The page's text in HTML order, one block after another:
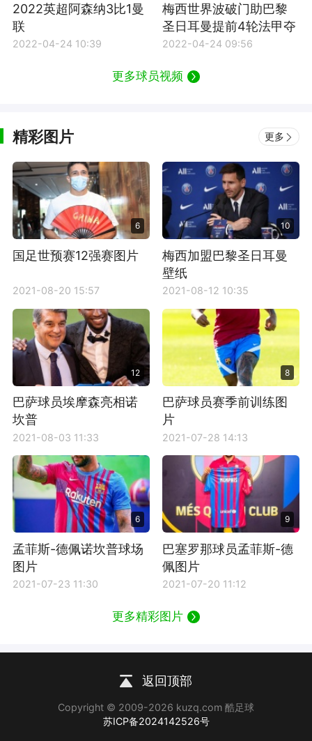
2022英超阿森纳3比1曼
联
2022-04-24 10:39
梅西世界波破门助巴黎
圣日耳曼提前4轮法甲夺
冠
2022-04-24 09:56
更多球员视频
精彩图片 更多
6
国足世预赛12强赛图片
2021-08-20 15:57
10
梅西加盟巴黎圣日耳曼
壁纸
2021-08-12 10:35
12
巴萨球员埃摩森亮相诺
坎普
2021-08-03 11:33
8
巴萨球员赛季前训练图
片
2021-07-28 14:13
6
孟菲斯-德佩诺坎普球场
图片
2021-07-23 11:30
9
巴塞罗那球员孟菲斯-德
佩图片
2021-07-20 11:12
更多精彩图片
返回顶部
Copyright © 2009-2026 kuzq.com 酷足球
苏ICP备2024142526号